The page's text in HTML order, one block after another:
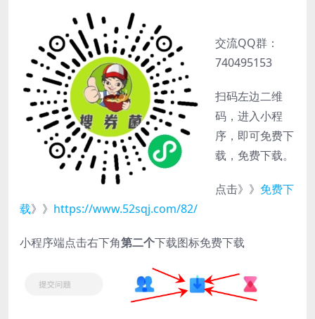
交流QQ群：
740495153
扫码左边二维
码，进入小程
序，即可免费下
载，免费下载。
点击》》 免费下
载》》 https://www.52sqj.com/82/
小程序端点击右下角第二个下载图标免费下载